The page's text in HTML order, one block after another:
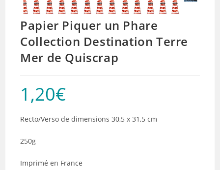
Papier Piquer un Phare
Collection Destination Terre
Mer de Quiscrap
1,20€
Recto/Verso de dimensions 30,5 x 31,5 cm
250g
Imprimé en France